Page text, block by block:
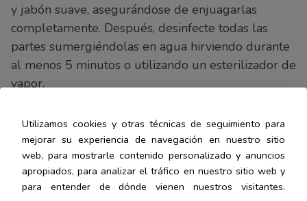
y jabón suave, asegurándose de enjuagarlas
completamente. Después, desinfecte todas las
partes sumergiéndolas en agua hirviendo durante
al menos 5 minutos o utilizando un esterilizador de
vapor.
Asegúrese de dejar que todas las partes se
sequen completamente antes de volver a armar el
sacaleches.
Utilizamos cookies y otras técnicas de seguimiento para
mejorar su experiencia de navegación en nuestro sitio
web, para mostrarle contenido personalizado y anuncios
apropiados, para analizar el tráfico en nuestro sitio web y
para entender de dónde vienen nuestros visitantes.